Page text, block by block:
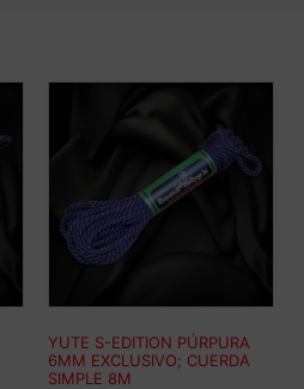
YUTE S-EDITION PÚRPURA
6MM EXCLUSIVO; CUERDA
SIMPLE 8M